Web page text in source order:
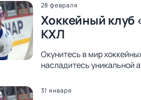
28 февраля
Хоккейный клуб
КХЛ
Окунитесь в мир
насладитесь уникальной
31 января